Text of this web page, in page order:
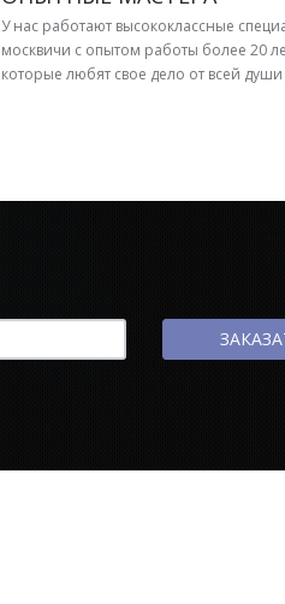
У нас работают высококлассные
москвичи с опытом работы более 20
которые любят свое дело от всей души